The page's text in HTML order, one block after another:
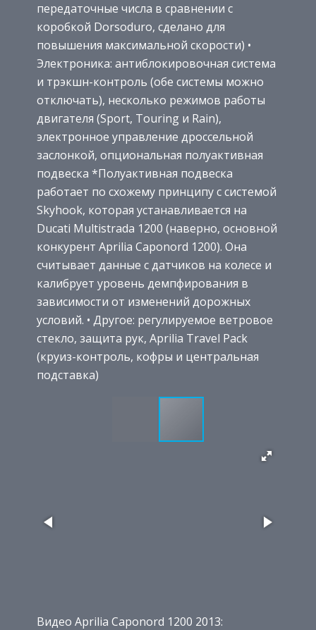
передаточные числа в сравнении с
коробкой Dorsoduro, сделано для
повышения максимальной скорости) •
Электроника: антиблокировочная система
и трэкшн-контроль (обе системы можно
отключать), несколько режимов работы
двигателя (Sport, Touring и Rain),
электронное управление дроссельной
заслонкой, опциональная полуактивная
подвеска *Полуактивная подвеска
работает по схожему принципу с системой
Skyhook, которая устанавливается на
Ducati Multistrada 1200 (наверно, основной
конкурент Aprilia Caponord 1200). Она
считывает данные с датчиков на колесе и
калибрует уровень демпфирования в
зависимости от изменений дорожных
условий. • Другое: регулируемое ветровое
стекло, защита рук, Aprilia Travel Pack
(круиз-контроль, кофры и центральная
подставка)
Видео Aprilia Caponord 1200 2013: